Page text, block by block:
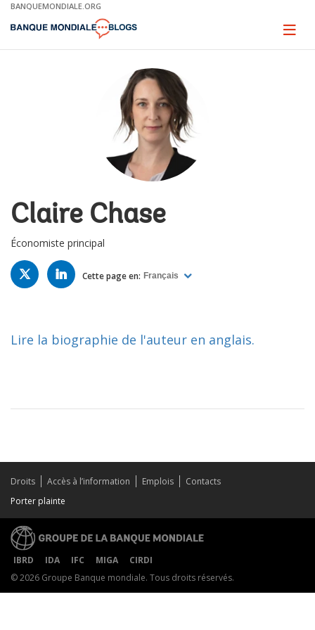
Skip
Main
BANQUEMONDIALE.ORG
Page
Claire Chase
Économiste principal
TWITTER LINKED
IN Cette page en: Français
Lire la biographie de l'auteur en anglais.
Droits Accès à l’information Emplois
Contacts
Porter plainte
IBRD IDA IFC MIGA
CIRDI
© 2026 Groupe Banque mondiale. Tous droits réservés.